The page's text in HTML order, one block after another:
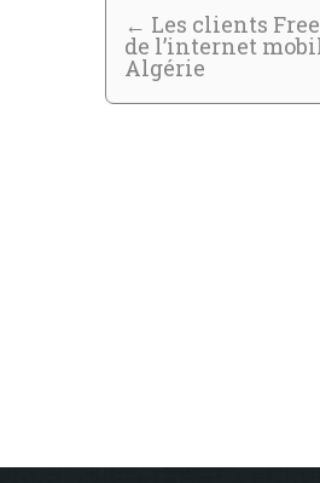
← Les clients
de l’internet
Algérie